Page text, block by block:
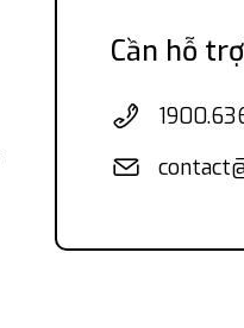
Cần hỗ